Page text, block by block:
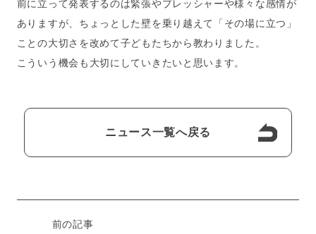
前に立って発表するのは緊張やプレッシャーや様々な感情が
ありますが、ちょっとした壁を乗り越えて「その場に立つ」
ことの大切さを改めて子どもたちから教わりました。
こういう機会も大切にしていきたいと思います。
ニュース一覧へ戻る
前の記事